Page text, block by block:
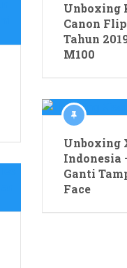
Unboxing
Canon
Tahun
M100
Unboxing
Indonesia
Ganti
Face